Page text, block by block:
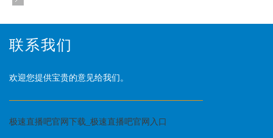
联系我们
欢迎您提供宝贵的意见给我们。
极速直播吧官网下载_极速直播吧官网入口